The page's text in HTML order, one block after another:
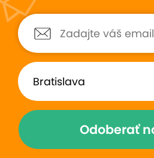
Odoberať